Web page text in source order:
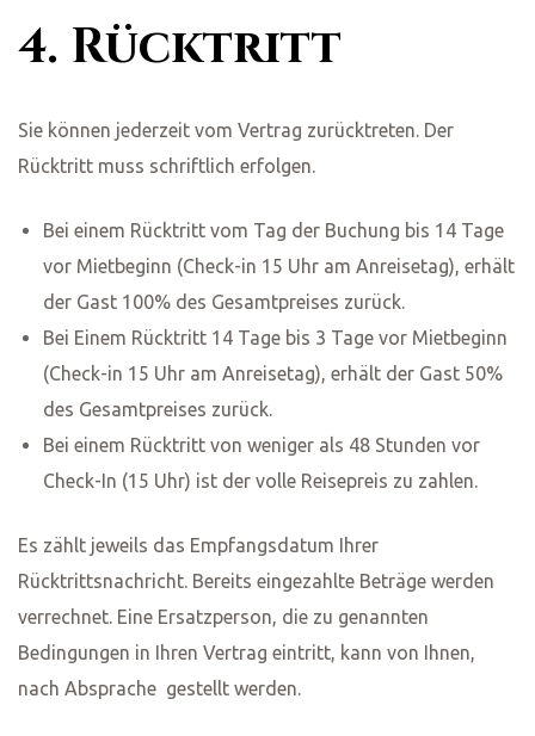
4. Rücktritt
Sie können jederzeit vom Vertrag zurücktreten. Der
Rücktritt muss schriftlich erfolgen.
Bei einem Rücktritt vom Tag der Buchung bis 14 Tage
vor Mietbeginn (Check-in 15 Uhr am Anreisetag), erhält
der Gast 100% des Gesamtpreises zurück.
Bei Einem Rücktritt 14 Tage bis 3 Tage vor Mietbeginn
(Check-in 15 Uhr am Anreisetag), erhält der Gast 50%
des Gesamtpreises zurück.
Bei einem Rücktritt von weniger als 48 Stunden vor
Check-In (15 Uhr) ist der volle Reisepreis zu zahlen.
Es zählt jeweils das Empfangsdatum Ihrer
Rücktrittsnachricht. Bereits eingezahlte Beträge werden
verrechnet. Eine Ersatzperson, die zu genannten
Bedingungen in Ihren Vertrag eintritt, kann von Ihnen,
nach Absprache gestellt werden.